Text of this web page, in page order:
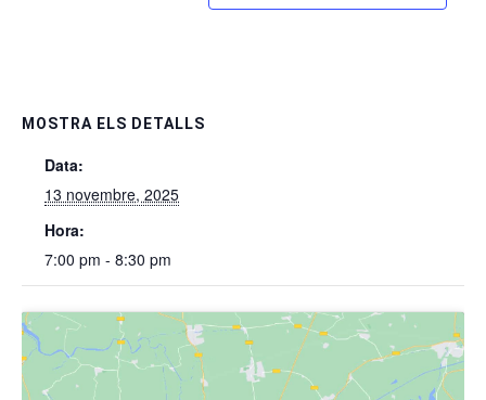
MOSTRA ELS DETALLS
Data:
13 novembre, 2025
Hora:
7:00 pm - 8:30 pm